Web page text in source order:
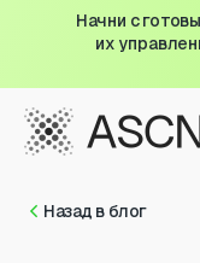
Начни с
их
Назад в блог